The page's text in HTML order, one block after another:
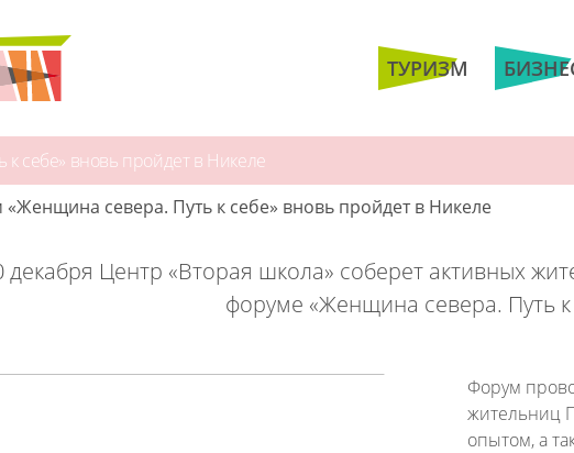
ТУРИЗМ
себе» вновь пройдет в Никеле
севера. Путь к себе» вновь пройдет в Никеле
декабря Центр «Вторая школа» соберет активных
форуме «Женщина севера. Путь к
Форум
жительниц
опытом, а